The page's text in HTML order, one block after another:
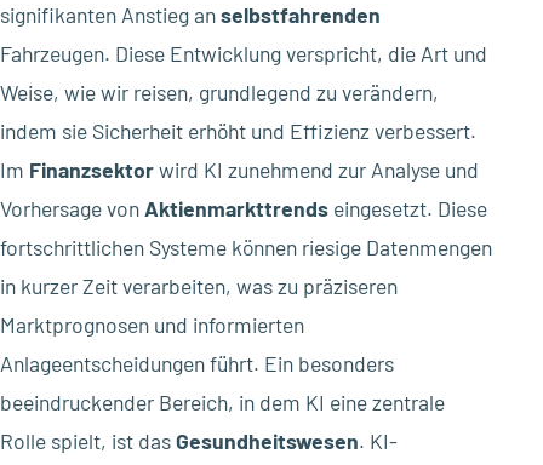
signifikanten Anstieg anselbstfahrenden
Fahrzeugen. Diese Entwicklung verspricht, die Art und
Weise, wie wir reisen, grundlegend zu verändern,
indem sie Sicherheit erhöht und Effizienz verbessert.
Im Finanzsektorwird KI zunehmend zur Analyse und
Vorhersage von Aktienmarkttrends eingesetzt. Diese
fortschrittlichen Systeme können riesige Datenmengen
in kurzer Zeit verarbeiten, was zu präziseren
Marktprognosen und informierten
Anlageentscheidungen führt. Ein besonders
beeindruckender Bereich, in dem KI eine zentrale
Rolle spielt, ist dasGesundheitswesen. KI-